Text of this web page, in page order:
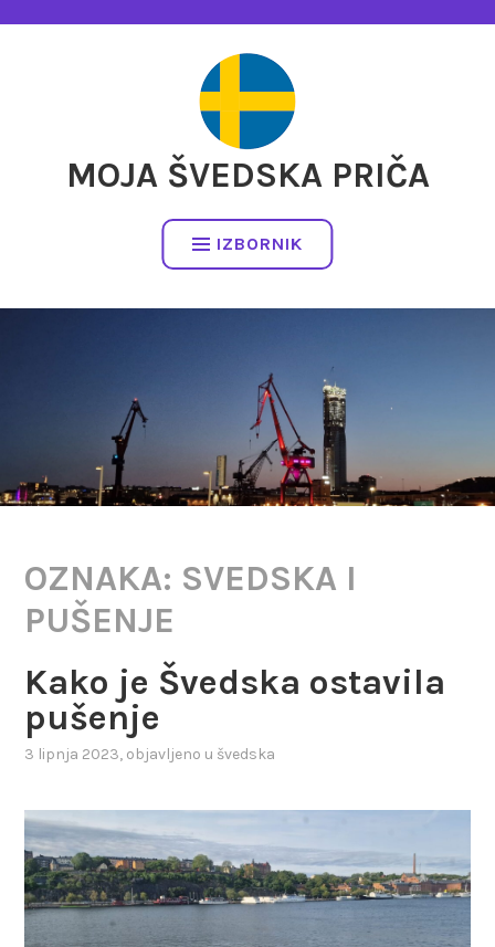
MOJA ŠVEDSKA PRIČA
IZBORNIK
OZNAKA: SVEDSKA I
PUŠENJE
Kako je Švedska ostavila
pušenje
3 lipnja 2023, objavljeno u švedska